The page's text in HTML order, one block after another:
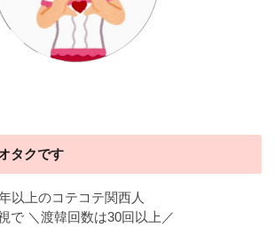
タクです
以上のコテコテ関西人
で ＼渡韓回数は30回以上／